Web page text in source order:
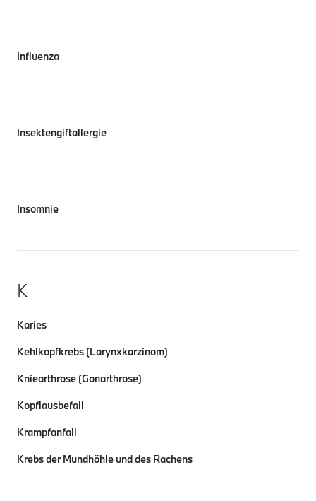
Influenza
Insektengiftallergie
Insomnie
K
Karies
Kehlkopfkrebs (Larynxkarzinom)
Kniearthrose (Gonarthrose)
Kopflausbefall
Krampfanfall
Krebs der Mundhöhle und des Rachens